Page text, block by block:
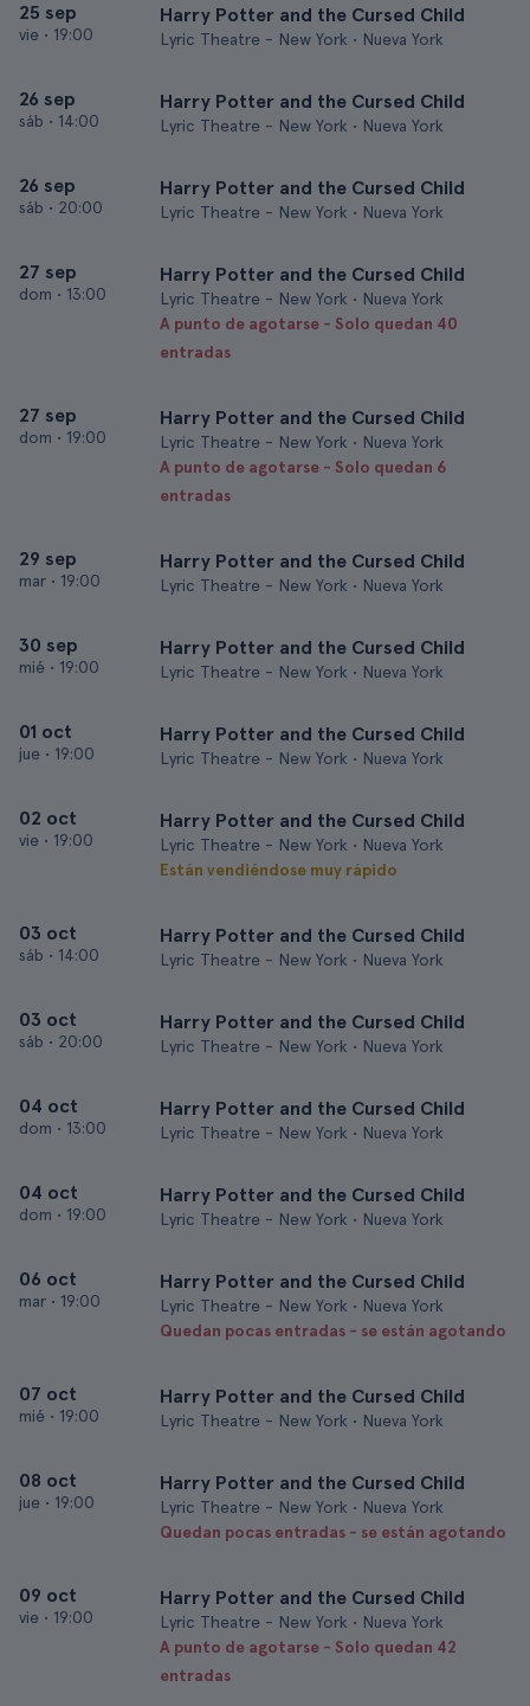
25 sep
vie • 19:00
Harry Potter and the Cursed Child
Lyric Theatre - New York • Nueva York
26 sep
sáb • 14:00
Harry Potter and the Cursed Child
Lyric Theatre - New York • Nueva York
26 sep
sáb • 20:00
Harry Potter and the Cursed Child
Lyric Theatre - New York • Nueva York
27 sep
dom • 13:00
Harry Potter and the Cursed Child
Lyric Theatre - New York • Nueva York
A punto de agotarse - Solo quedan 40
entradas
27 sep
dom • 19:00
Harry Potter and the Cursed Child
Lyric Theatre - New York • Nueva York
A punto de agotarse - Solo quedan 6
entradas
29 sep
mar • 19:00
Harry Potter and the Cursed Child
Lyric Theatre - New York • Nueva York
30 sep
mié • 19:00
Harry Potter and the Cursed Child
Lyric Theatre - New York • Nueva York
01 oct
jue • 19:00
Harry Potter and the Cursed Child
Lyric Theatre - New York • Nueva York
02 oct
vie • 19:00
Harry Potter and the Cursed Child
Lyric Theatre - New York • Nueva York
Están vendiéndose muy rápido
03 oct
sáb • 14:00
Harry Potter and the Cursed Child
Lyric Theatre - New York • Nueva York
03 oct
sáb • 20:00
Harry Potter and the Cursed Child
Lyric Theatre - New York • Nueva York
04 oct
dom • 13:00
Harry Potter and the Cursed Child
Lyric Theatre - New York • Nueva York
04 oct
dom • 19:00
Harry Potter and the Cursed Child
Lyric Theatre - New York • Nueva York
06 oct
mar • 19:00
Harry Potter and the Cursed Child
Lyric Theatre - New York • Nueva York
Quedan pocas entradas - se están agotando
07 oct
mié • 19:00
Harry Potter and the Cursed Child
Lyric Theatre - New York • Nueva York
08 oct
jue • 19:00
Harry Potter and the Cursed Child
Lyric Theatre - New York • Nueva York
Quedan pocas entradas - se están agotando
09 oct
vie • 19:00
Harry Potter and the Cursed Child
Lyric Theatre - New York • Nueva York
A punto de agotarse - Solo quedan 42
entradas